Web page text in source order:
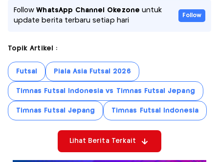
FollowWhatsApp Channel Okezone untuk
update berita terbaru setiap hari
Follow
Topik Artikel :
Futsal Piala Asia Futsal 2026
Timnas Futsal Indonesia vs Timnas Futsal Jepang
Timnas Futsal Jepang Timnas Futsal Indonesia
Lihat Berita Terkait